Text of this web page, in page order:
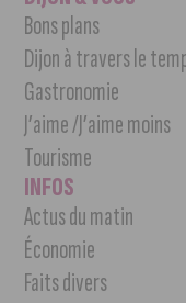
Bons plans
Dijon à travers le
Gastronomie
J’aime /J’aime moins
Tourisme
INFOS
Actus du matin
Économie
Faits divers